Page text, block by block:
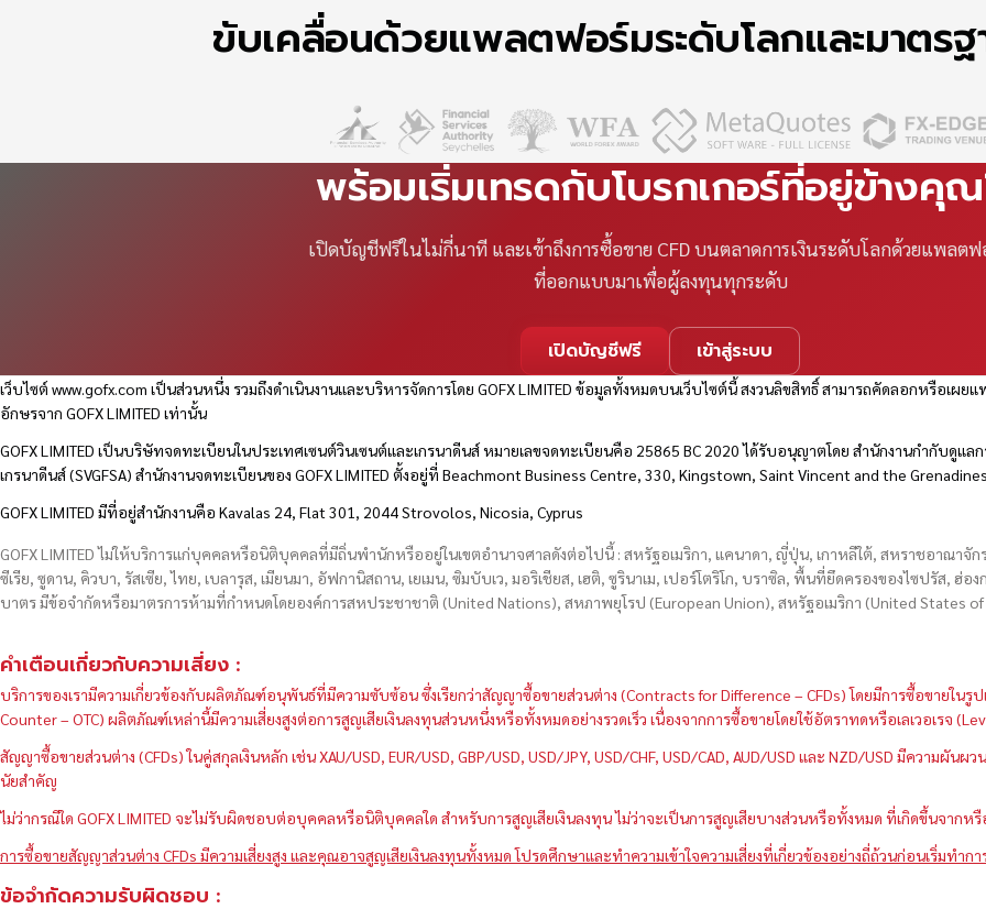
ขับเคลื่อนด้วยแพลตฟอร์มระดับโลกและมาตรฐ
พร้อมเริ่มเทรดกับโบรกเกอร์ที่อยู่ข้างคุ
เปิดบัญชีฟรีในไม่กี่นาที และเข้าถึงการซื้อขาย CFD บนตลาดการเงินระดับโลกด้วยแพลตฟ
ที่ออกแบบมาเพื่อผู้ลงทุนทุกระดับ
เปิดบัญชีฟรี เข้าสู่ระบบ
เว็บไซต์www.gofx.com เป็นส่วนหนึ่ง รวมถึงดำเนินงานและบริหารจัดการโดย GOFX LIMITED ข้อมูลทั้งหมดบนเว็บไซต์นี้ สงวนลิขสิทธิ์ สามารถคัดลอกหรือเผ
อักษรจาก GOFX LIMITED เท่านั้น
GOFX LIMITED เป็นบริษัทจดทะเบียนในประเทศเซนต์วินเซนต์และเกรนาดีนส์ หมายเลขจดทะเบียนคือ 25865 BC 2020 ได้รับอนุญาตโดย สำนักงานกำกับดูแล
เกรนาดีนส์ (SVGFSA) สำนักงานจดทะเบียนของ GOFX LIMITED ตั้งอยู่ที่ Beachmont Business Centre, 330, Kingstown, Saint Vincent and the Grenadines
GOFX LIMITED มีที่อยู่สำนักงานคือ Kavalas 24, Flat 301, 2044 Strovolos, Nicosia, Cyprus
GOFX LIMITED ไม่ให้บริการแก่บุคคลหรือนิติบุคคลที่มีถิ่นพำนักหรืออยู่ในเขตอำนาจศาลดังต่อไปนี้ : สหรัฐอเมริกา, แคนาดา, ญี่ปุ่น, เกาหลีใต้, สหราชอาณาจั
ซีเรีย, ซูดาน, คิวบา, รัสเซีย, ไทย, เบลารุส, เมียนมา, อัฟกานิสถาน, เยเมน, ซิมบับเว, มอริเชียส, เฮติ, ซูรินาเม, เปอร์โตริโก, บราซิล, พื้นที่ยึดครองของไซปรัส, ฮ่อ
บาตร มีข้อจำกัดหรือมาตรการห้ามที่กำหนดโดยองค์การสหประชาชาติ (United Nations), สหภาพยุโรป (European Union), สหรัฐอเมริกา (United States
คำเตือนเกี่ยวกับความเสี่ยง :
บริการของเรามีความเกี่ยวข้องกับผลิตภัณฑ์อนุพันธ์ที่มีความซับซ้อน ซึ่งเรียกว่าสัญญาซื้อขายส่วนต่าง (Contracts for Difference – CFDs) โดยมีการซื้อขายใ
Counter – OTC) ผลิตภัณฑ์เหล่านี้มีความเสี่ยงสูงต่อการสูญเสียเงินลงทุนส่วนหนึ่งหรือทั้งหมดอย่างรวดเร็ว เนื่องจากการซื้อขายโดยใช้อัตราทดหรือเลเวอเรจ
สัญญาซื้อขายส่วนต่าง (CFDs) ในคู่สกุลเงินหลัก เช่น XAU/USD, EUR/USD, GBP/USD, USD/JPY, USD/CHF, USD/CAD, AUD/USD และ NZD/USD มีความผัน
นัยสำคัญ
ไม่ว่ากรณีใด GOFX LIMITED จะไม่รับผิดชอบต่อบุคคลหรือนิติบุคคลใด สำหรับการสูญเสียเงินลงทุน ไม่ว่าจะเป็นการสูญเสียบางส่วนหรือทั้งหมด ที่เกิดขึ้นจากหรื
การซื้อขายสัญญาส่วนต่าง CFDs มีความเสี่ยงสูง และคุณอาจสูญเสียเงินลงทุนทั้งหมด โปรดศึกษาและทำความเข้าใจความเสี่ยงที่เกี่ยวข้องอย่างถี่ถ้วนก่อนเริ่มทำกา
ข้อจำกัดความรับผิดชอบ :